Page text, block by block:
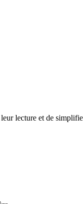
lecture et de